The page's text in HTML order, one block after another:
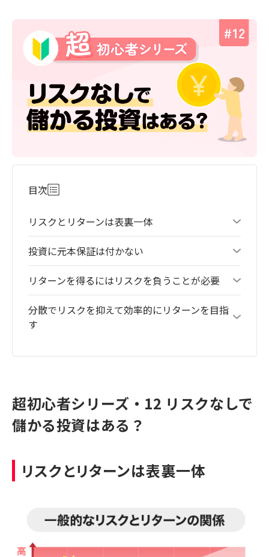
目次
リスクとリターンは表裏一体
投資に元本保証は付かない
リターンを得るにはリスクを負うことが必要
分散でリスクを抑えて効率的にリターンを目指
す
超初心者シリーズ・12 リスクなしで
儲かる投資はある？
リスクとリターンは表裏一体